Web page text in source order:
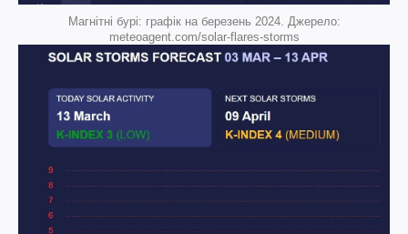
Магнітні бурі: графік на березень 2024. Джерело:
meteoagent.com/solar-flares-storms